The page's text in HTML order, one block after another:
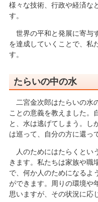
様々な技術、行政や経済な
す。
世界の平和と発展に寄与
を達成していくことで、私
す。
たらいの中の水
二宮金次郎はたらいの水
ことの意義を教えました。
と、水は逃げてしまう。し
は巡って、自分の方に還っ
人のためにはたらくとい
きます。私たちは家族や職
で、何か人のためになるよ
ができます。周りの環境や
思いますが、その状況に応